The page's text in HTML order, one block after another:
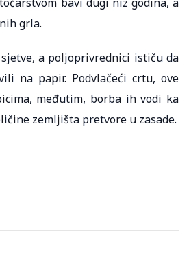
grla.
a poljoprivrednici ističu da
na papir. Podvlačeći crtu, ove
međutim, borba ih vodi ka
zemljišta pretvore u zasade.